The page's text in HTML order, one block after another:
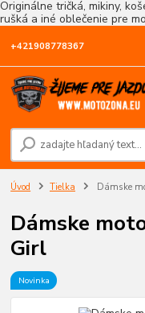
Originálne tričká, mikiny,
rušká a iné oblečenie pre
+421908778367
Úvod Tielka Dámske
Dámske
Girl
Novinka